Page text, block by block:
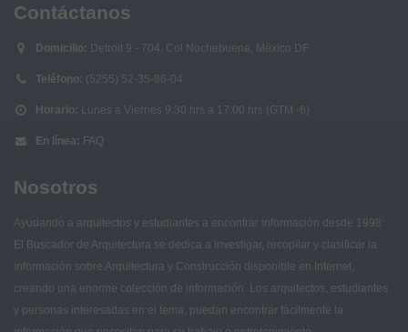
Contáctanos
Domicilio: Detroit 9 - 704, Col Nochebuena, México DF
Teléfono: (5255) 52-35-86-04
Horario: Lunes a Viernes 9:30 hrs a 17:00 hrs (GTM -6)
En línea: FAQ
Nosotros
Ayudando a arquitectos y estudiantes a encontrar información desde 1998:
El Buscador de Arquitectura se dedica a investigar, recopilar y clasificar la
información sobre Arquitectura y Construcción disponible en Internet,
creando una enorme colección de información. Los arquitectos, estudiantes
y personas interesadas en el tema, puedan encontrar fácilmente la